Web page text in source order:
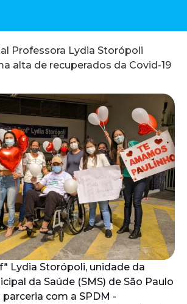
Professora Lydia Storópoli
alta de recuperados da Covid-19
Lydia Storópoli, unidade da
da Saúde (SMS) de São Paulo
com a SPDM -